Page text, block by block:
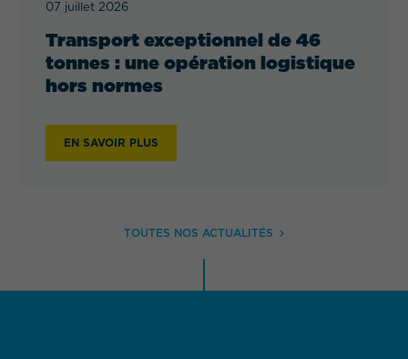
07 juillet 2026
Transport exceptionnel de 46
tonnes : une opération logistique
hors normes
EN SAVOIR PLUS
TOUTES NOS ACTUALITÉS